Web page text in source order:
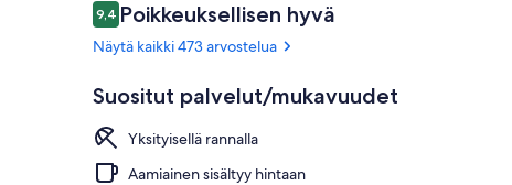
Arvostelut
9,49,4 kautta 10.
Poikkeuksellisen hyvä
Näytä kaikki 473 arvostelua
Suositut palvelut/mukavuudet
Yksityisellä rannalla
Aamiainen sisältyy hintaan